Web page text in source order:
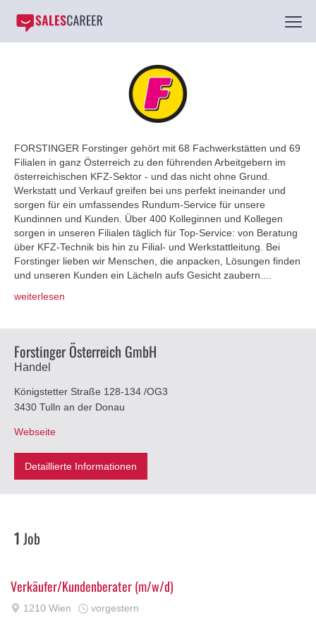
FORSTINGER Forstinger gehört mit 68 Fachwerkstätten und 69
Filialen in ganz Österreich zu den führenden Arbeitgebern im
österreichischen KFZ-Sektor - und das nicht ohne Grund.
Werkstatt und Verkauf greifen bei uns perfekt ineinander und
sorgen für ein umfassendes Rundum-Service für unsere
Kundinnen und Kunden. Über 400 Kolleginnen und Kollegen
sorgen in unseren Filialen täglich für Top-Service: von Beratung
über KFZ-Technik bis hin zu Filial- und Werkstattleitung. Bei
Forstinger lieben wir Menschen, die anpacken, Lösungen finden
und unseren Kunden ein Lächeln aufs Gesicht zaubern....
weiterlesen
Forstinger Österreich GmbH
Handel
Königstetter Straße 128-134 /OG3
3430 Tulln an der Donau
Webseite
Detaillierte Informationen
1 Job
Verkäufer/Kundenberater (m/w/d)
1210 Wien vorgestern